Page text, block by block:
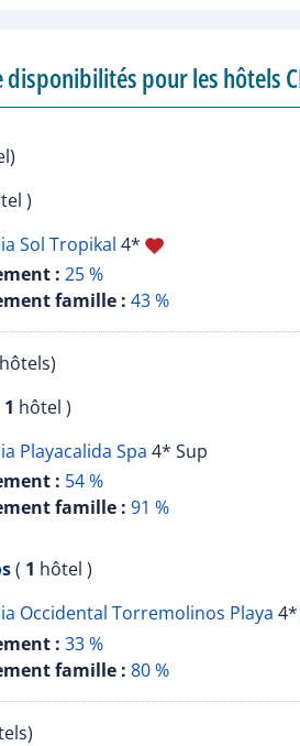
disponibilités pour les hôtels
)
Sol Tropikal 4*
: 25 %
famille : 43 %
1 hôtel )
Playacalida Spa 4* Sup
: 54 %
famille : 91 %
( 1 hôtel )
Occidental Torremolinos Playa 4*
: 33 %
famille : 80 %